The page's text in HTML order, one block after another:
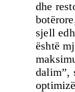
dhe
sjell
është
dalim”,